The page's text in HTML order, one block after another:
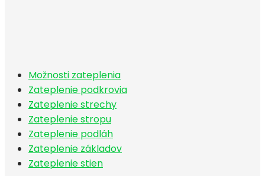
Možnosti zateplenia
Zateplenie podkrovia
Zateplenie strechy
Zateplenie stropu
Zateplenie podláh
Zateplenie základov
Zateplenie stien